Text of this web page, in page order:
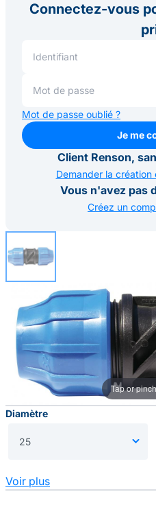
Tap or
Voir plus
Diamètre
Connectez-vous
Mot de passe oublié ?
Je me
Je me
Client Renson,
Demander la
Vous n'avez pas
Créez un